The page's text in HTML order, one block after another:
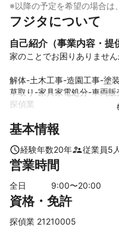
※以降の予定を希望の場合は
フジタについて
自己紹介（事業内容・提
家のことでお困りありません
解体-土木工事-造園工事-塗
草取り-家具家電処分-車両販
探偵業
お困りの場合見積り無料で即
よろしくお願いします。
基本情報
経験年数20年 従業員5 人
営業時間
全日 9:00〜20:00
資格・免許
探偵業 21210005